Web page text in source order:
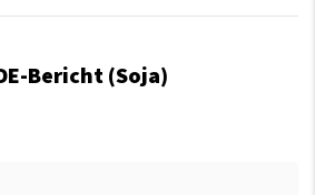
Bericht (Soja)